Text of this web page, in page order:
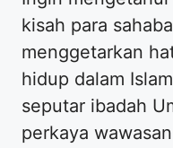
kisah para
menggetarkan
hidup dalam
seputar ibadah
perkaya